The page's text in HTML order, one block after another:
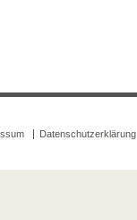
Datenschutzerklärung